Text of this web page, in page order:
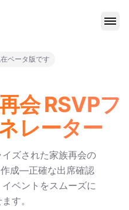
ベータ版です
会 RSVPフ
レーター
ズされた家族再会の
成—正確な出席確認
ベントをスムーズに
す。